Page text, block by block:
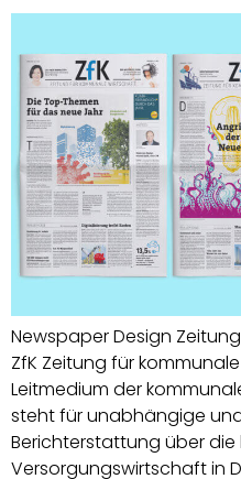
Newspaper Design
ZfK Zeitung für
Leitmedium der
steht für unabhängige
Berichterstattung über
Versorgungswirtschaft in